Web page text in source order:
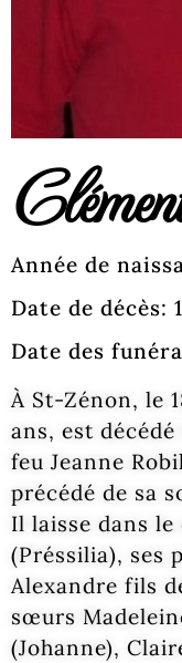
Année de
Date de décès:
Date des
À St-Zénon, le
ans, est
feu Jeanne
précédé de sa
Il laisse dans
(Préssilia), ses
Alexandre fils
sœurs
(Johanne),